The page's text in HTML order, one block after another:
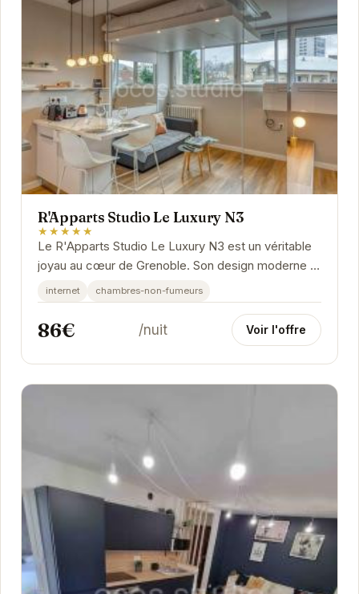
R'Apparts Studio Le Luxury N3
★★★★★
Le R'Apparts Studio Le Luxury N3 est un véritable
joyau au cœur de Grenoble. Son design moderne et
élégant s'allie à un confort exceptionnel...
internet chambres-non-fumeurs
86€ /nuit Voir l'offre